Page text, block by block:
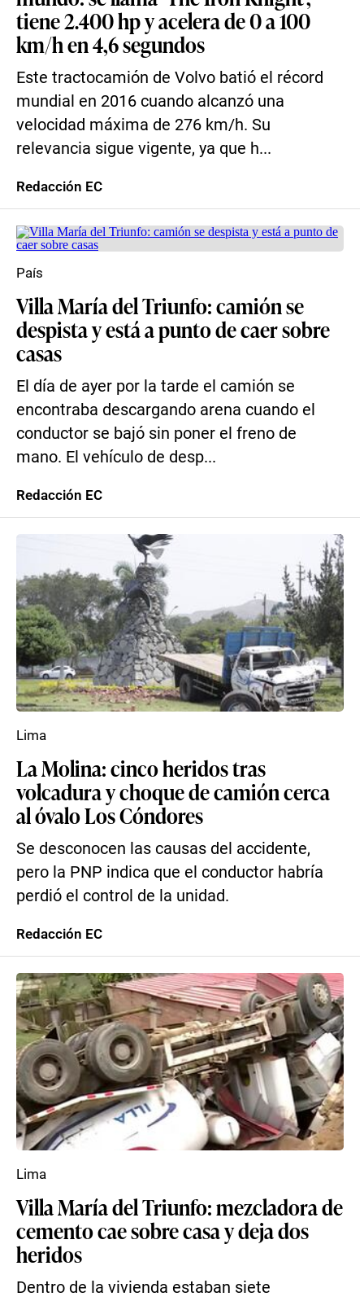
tiene 2.400 hp y acelera de 0 a 100
km/h en 4,6 segundos
Este tractocamión de Volvo batió el récord
mundial en 2016 cuando alcanzó una
velocidad máxima de 276 km/h. Su
relevancia sigue vigente, ya que h...
Redacción EC
Villa María del Triunfo: camión se
despista y está a punto de caer sobre
casas
El día de ayer por la tarde el camión se
encontraba descargando arena cuando el
conductor se bajó sin poner el freno de
mano. El vehículo de desp...
País
Redacción EC
La Molina: cinco heridos tras
volcadura y choque de camión cerca
al óvalo Los Cóndores
Se desconocen las causas del accidente,
pero la PNP indica que el conductor habría
perdió el control de la unidad.
Lima
Redacción EC
Villa María del Triunfo: mezcladora de
cemento cae sobre casa y deja dos
heridos
Dentro de la vivienda estaban siete
Lima